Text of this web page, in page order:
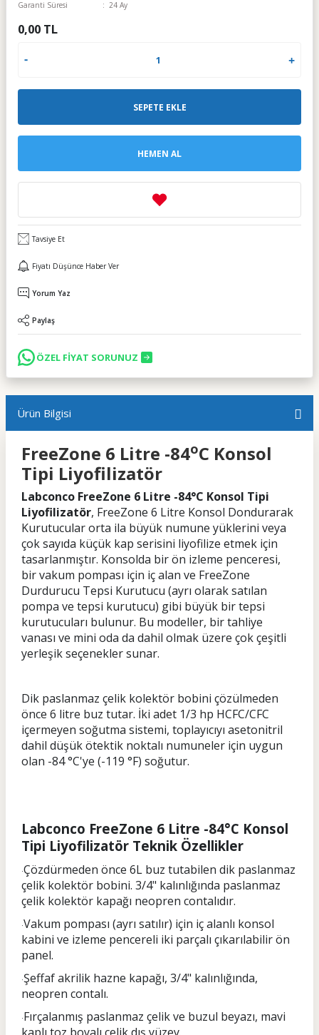
Garanti Süresi
24 Ay
0,00 TL
SEPETE EKLE
HEMEN AL
Tavsiye Et
Fiyatı Düşünce Haber Ver
Yorum Yaz
Paylaş
ÖZEL FİYAT SORUNUZ
Ürün Bilgisi
FreeZone 6 Litre -84oC Konsol
Tipi Liyofilizatör
Labconco FreeZone 6 Litre -84°C Konsol Tipi
Liyofilizatör, FreeZone 6 Litre Konsol Dondurarak
Kurutucular orta ila büyük numune yüklerini veya
çok sayıda küçük kap serisini liyofilize etmek için
tasarlanmıştır. Konsolda bir ön izleme penceresi,
bir vakum pompası için iç alan ve FreeZone
Durdurucu Tepsi Kurutucu (ayrı olarak satılan
pompa ve tepsi kurutucu) gibi büyük bir tepsi
kurutucuları bulunur. Bu modeller, bir tahliye
vanası ve mini oda da dahil olmak üzere çok çeşitli
yerleşik seçenekler sunar.
Dik paslanmaz çelik kolektör bobini çözülmeden
önce 6 litre buz tutar. İki adet 1/3 hp HCFC/CFC
içermeyen soğutma sistemi, toplayıcıyı asetonitril
dahil düşük ötektik noktalı numuneler için uygun
olan -84 °C'ye (-119 °F) soğutur.
Labconco FreeZone 6 Litre -84°C Konsol
Tipi Liyofilizatör Teknik Özellikler
·Çözdürmeden önce 6L buz tutabilen dik paslanmaz
çelik kolektör bobini. 3/4" kalınlığında paslanmaz
çelik kolektör kapağı neopren contalıdır.
·Vakum pompası (ayrı satılır) için iç alanlı konsol
kabini ve izleme pencereli iki parçalı çıkarılabilir ön
panel.
·Şeffaf akrilik hazne kapağı, 3/4" kalınlığında,
neopren contalı.
·Fırçalanmış paslanmaz çelik ve buzul beyazı, mavi